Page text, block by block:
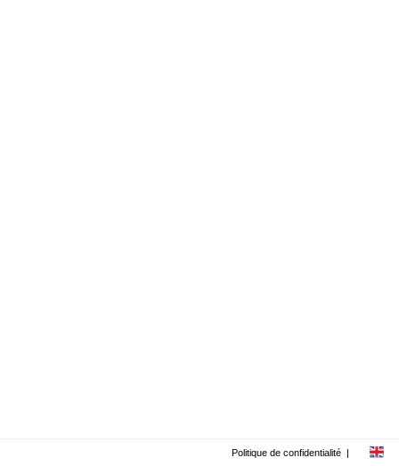
Politique de confidentialité |